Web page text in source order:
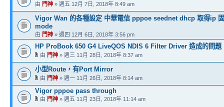
由 門神 » 週五 12月 7日, 2018年 8:49 am
Vigor Wan 的各種設定 中華電信 pppoe seednet dhcp 取得ip
mode
由 門神 » 週四 12月 6日, 2018年 3:56 pm
HP ProBook 650 G4 LiveQOS NDIS 6 Filter Driver 造成的問題
由 門神 » 週三 11月 28日, 2018年 8:37 am
小型Route，有Port Mirror
由 門神 » 週一 11月 26日, 2018年 8:14 am
Vigor pppoe pass through
由 門神 » 週五 11月 23日, 2018年 11:14 am